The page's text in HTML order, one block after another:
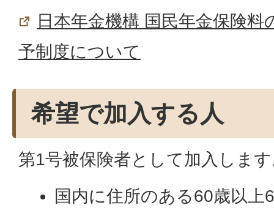
日本年金機構 国民年金保険料
予制度について
希望で加入する人
第1号被保険者として加入しま
国内に住所のある60歳以上